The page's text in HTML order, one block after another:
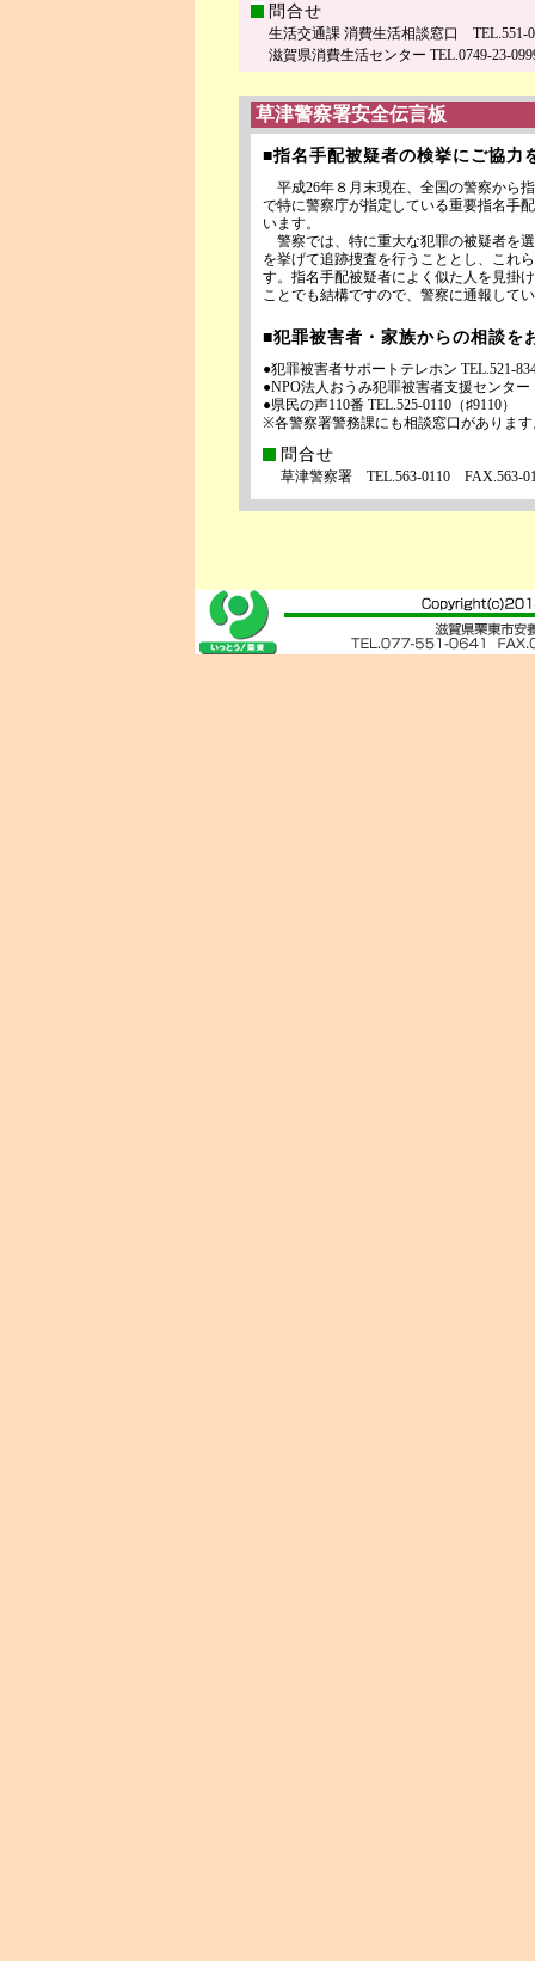
問合せ
生活交通課 消費生活相談窓口 TEL.551-
滋賀県消費生活センター TEL.0749-23-
草津警察署安全伝言板
■指名手配被疑者の検挙にご協力
平成26年８月末現在、全国の警察から
で特に警察庁が指定している重要指名手
います。
警察では、特に重大な犯罪の被疑者を
を挙げて追跡捜査を行うこととし、これ
す。指名手配被疑者によく似た人を見掛
ことでも結構ですので、警察に通報して
■犯罪被害者・家族からの相談を
●犯罪被害者サポートテレホン TEL.521-
●NPO法人おうみ犯罪被害者支援センタ
●県民の声110番 TEL.525-0110（♯9110）
※各警察署警務課にも相談窓口があります
問合せ
草津警察署 TEL.563-0110 FAX.563-